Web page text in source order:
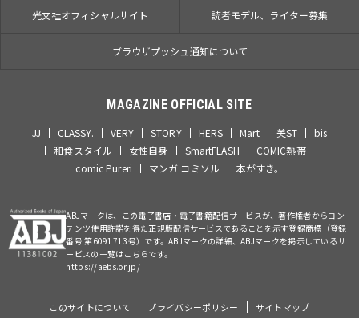
光文社オフィシャルサイト 読者モデル、ライター募集
ブラウザプッシュ通知について
MAGAZINE OFFICIAL SITE
JJ CLASSY. VERY STORY HERS Mart 美ST
bis
和食スタイル
女性自身 SmartFLASH
COMIC熱帯
comic Pureri
マンガ コミソル 本がすき。
ABJマークは、この電子書店・電子書籍配信サービスが、著作権者からコン
テンツ使用許諾を得た正規版配信サービスであることを示す登録商標（登録
番号 第6091713号）です。ABJマークの詳細、ABJマークを掲示しているサ
ービスの一覧はこちらです。
https://aebs.or.jp/
このサイトについて プライバシーポリシー サイトマップ